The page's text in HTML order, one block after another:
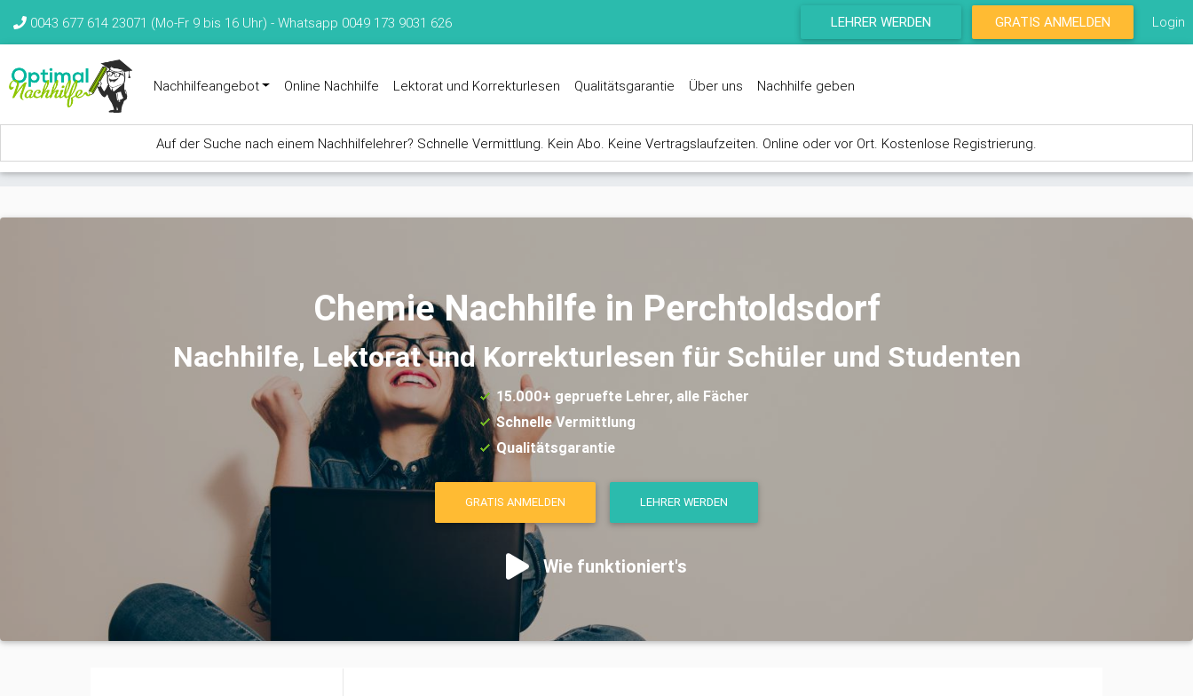
0043 677 614 23071 (Mo-Fr 9 bis 16 Uhr) - Whatsapp 0049 173 9031 626 LEHRER WERDEN GRATIS ANMELDEN Login
Nachhilfeangebot Online Nachhilfe Lektorat und Korrekturlesen Qualitätsgarantie Über uns Nachhilfe geben
Auf der Suche nach einem Nachhilfelehrer? Schnelle Vermittlung. Kein Abo. Keine Vertragslaufzeiten. Online oder vor Ort. Kostenlose Registrierung.
Chemie Nachhilfe in Perchtoldsdorf
Nachhilfe, Lektorat und Korrekturlesen für Schüler und Studenten
15.000+ gepruefte Lehrer, alle Fächer
Schnelle Vermittlung
Qualitätsgarantie
GRATIS ANMELDEN LEHRER WERDEN
Wie funktioniert's